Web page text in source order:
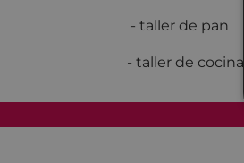
- taller de pan
- taller de cocina